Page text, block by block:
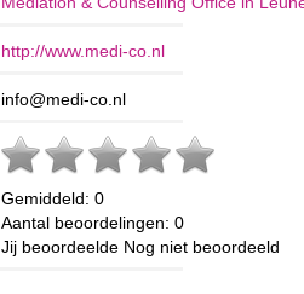
http://www.medi-co.nl
info@medi-co.nl
Gemiddeld:0
Aantal beoordelingen:0
Jij beoordeelde Nog niet beoordeeld